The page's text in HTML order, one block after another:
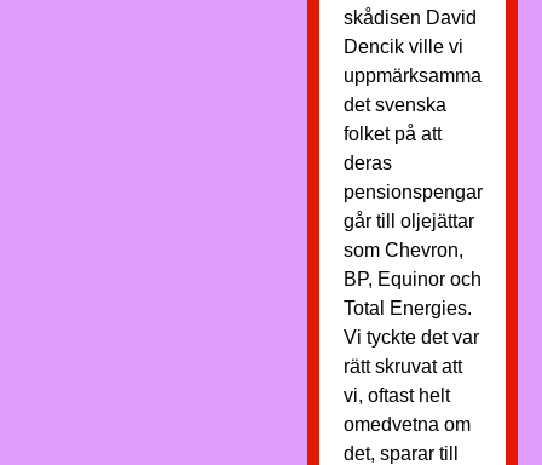
skådisen David
Dencik ville vi
uppmärksamma
det svenska
folket på att
deras
pensionspengar
går till oljejättar
som Chevron,
BP, Equinor och
Total Energies.
Vi tyckte det var
rätt skruvat att
vi, oftast helt
omedvetna om
det, sparar till